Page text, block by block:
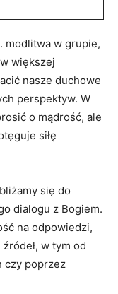
modlitwa w grupie,
większej
nasze duchowe
perspektyw.⁤ W
o mądrość, ale
siłę
się do‍
dialogu z Bogiem.
na odpowiedzi,
w tym od
czy poprzez